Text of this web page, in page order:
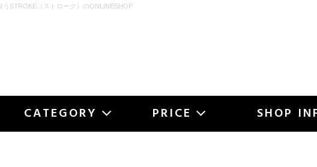
STROKE（ストローク）のONLINESHOP
CATEGORY PRICE SHOP